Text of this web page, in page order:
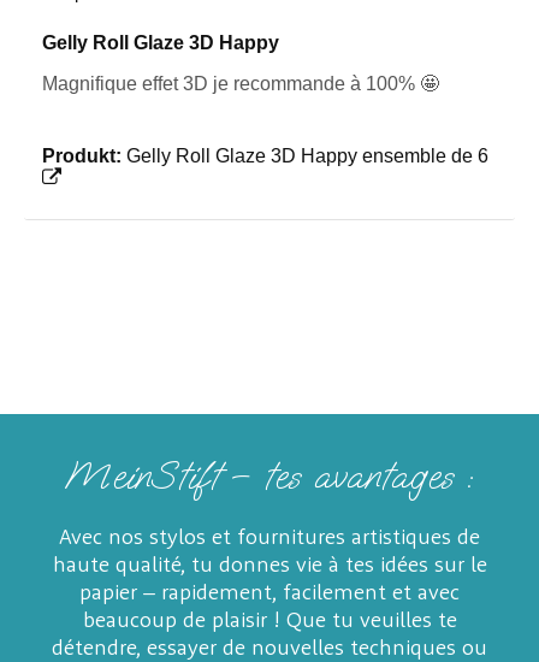
Gelly Roll Glaze 3D Happy
Magnifique effet 3D je recommande à 100% 🤩
Produkt: Gelly Roll Glaze 3D Happy ensemble de 6
MeinStift – tes avantages :
Avec nos stylos et fournitures artistiques de
haute qualité, tu donnes vie à tes idées sur le
papier – rapidement, facilement et avec
beaucoup de plaisir ! Que tu veuilles te
détendre, essayer de nouvelles techniques ou